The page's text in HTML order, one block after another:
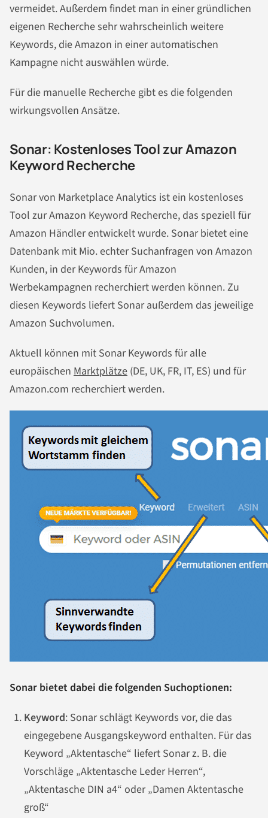
vermeidet. Außerdem findet man in einer gründlichen
eigenen Recherche sehr wahrscheinlich weitere
Keywords, die Amazon in einer automatischen
Kampagne nicht auswählen würde.
Für die manuelle Recherche gibt es die folgenden
wirkungsvollen Ansätze.
Sonar: Kostenloses Tool zur Amazon
Keyword Recherche
Sonar von Marketplace Analytics ist ein kostenloses
Tool zur Amazon Keyword Recherche, das speziell für
Amazon Händler entwickelt wurde. Sonar bietet eine
Datenbank mit Mio. echter Suchanfragen von Amazon
Kunden, in der Keywords für Amazon
Werbekampagnen recherchiert werden können. Zu
diesen Keywords liefert Sonar außerdem das jeweilige
Amazon Suchvolumen.
Aktuell können mit Sonar Keywords für alle
europäischen Marktplätze (DE, UK, FR, IT, ES) und für
Amazon.com recherchiert werden.
Sonar bietet dabei die folgenden Suchoptionen:
Keyword: Sonar schlägt Keywords vor, die das
eingegebene Ausgangskeyword enthalten. Für das
Keyword „Aktentasche“ liefert Sonar z. B. die
Vorschläge „Aktentasche Leder Herren“,
„Aktentasche DIN a4“ oder „Damen Aktentasche
groß“